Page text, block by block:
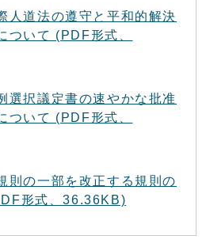
人道法の遵守と平和的解決
ついて (PDF形式、
選択議定書の速やかな批准
ついて (PDF形式、
則の一部を改正する規則の
形式、36.36KB)